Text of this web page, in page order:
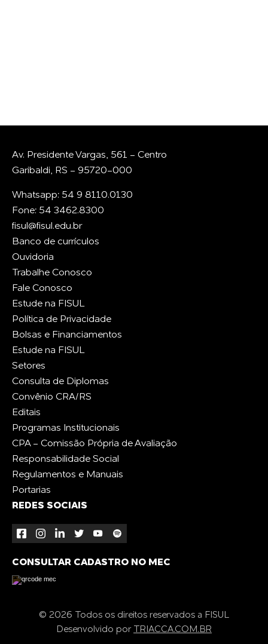
Av. Presidente Vargas, 561 - Centro
Garibaldi, RS - 95720-000
Whatsapp: 54 9 8110.0130
Fone: 54 3462.8300
fisul@fisul.edu.br
Banco de currículos
Ouvidoria
Trabalhe Conosco
Fale Conosco
Estude na FISUL
Política de Privacidade
Bolsas e Financiamentos
Estude na FISUL
Setores
Consulta de Diplomas
Convênio CRA/RS
Editais
Programas Institucionais
CPA - Comissão Própria de Avaliação
Responsabilidade Social
Regulamentos e Manuais
Portarias
REDES SOCIAIS
CONSULTAR CADASTRO NO MEC
© 2026 Todos os direitos reservados a FISUL
Desenvolvido por
TRIACCA.COM.BR